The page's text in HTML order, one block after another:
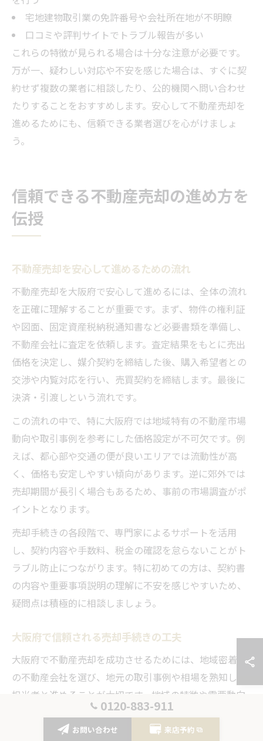
宅地建物取引業の免許番号や会社所在地が不明瞭
口コミや評判サイトでトラブル報告が多い
これらの特徴が見られる場合は十分な注意が必要です。
万が一、疑わしい対応や不安を感じた場合は、すぐに契
約せず複数の業者に相談したり、公的機関へ問い合わせ
たりすることをおすすめします。安心して不動産売却を
進めるためにも、信頼できる業者選びを心がけましょ
う。
信頼できる不動産売却の進め方を
伝授
不動産売却を安心して進めるための流れ
不動産売却を大阪府で安心して進めるには、全体の流れ
を正確に理解することが重要です。まず、物件の権利証
や図面、固定資産税納税通知書など必要書類を準備し、
不動産会社に査定を依頼します。査定結果をもとに売出
価格を決定し、媒介契約を締結した後、購入希望者との
交渉や内覧対応を行い、売買契約を締結します。最後に
決済・引渡しという流れです。
この流れの中で、特に大阪府では地域特有の不動産市場
動向や取引事例を参考にした価格設定が不可欠です。例
えば、都心部や交通の便が良いエリアでは流動性が高
く、価格も安定しやすい傾向があります。逆に郊外では
売却期間が長引く場合もあるため、事前の市場調査がポ
イントとなります。
売却手続きの各段階で、専門家によるサポートを活用
し、契約内容や手数料、税金の確認を怠らないことがト
ラブル防止につながります。特に初めての方は、契約書
の内容や重要事項説明の理解に不安を感じやすいため、
疑問点は積極的に相談しましょう。
大阪府で信頼される売却手続きの工夫
大阪府で不動産売却を成功させるためには、地域密着型
の不動産会社を選び、地元の取引事例や相場を熟知した
担当者と進めることが大切です。地域の特徴や需要動向
を反映した価格設定や販促方法が、スムーズな売却につ
ながります。
0120-883-911
お問い合わせ 来店予約